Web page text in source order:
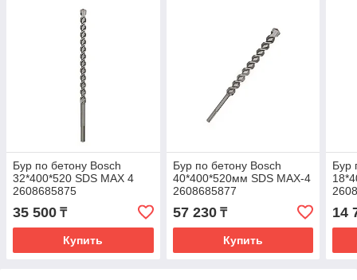
Бур по бетону Bosch
32*400*520 SDS MAX 4
2608685875
35 500 ₸
Купить
Бур по бетону Bosch
40*400*520мм SDS MAX-4
2608685877
57 230₸
Купить
Бур
14